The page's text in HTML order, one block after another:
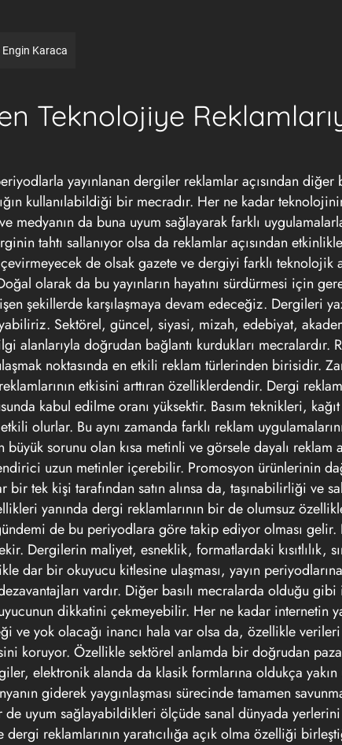
Karaca
Teknolojiye
yayınlanan dergiler reklamlar açısından diğer
kullanılabildiği bir mecradır. Her ne kadar
medyanın da buna uyum sağlayarak farklı
tahtı sallanıyor olsa da reklamlar açısından
de olsak gazete ve dergiyi farklı teknolojik
olarak da bu yayınların hayatını sürdürmesi için
şekillerde karşılaşmaya devam edeceğiz. Dergileri
Sektörel, güncel, siyasi, mizah, edebiyat,
alanlarıyla doğrudan bağlantı kurdukları mecralardır.
noktasında en etkili reklam türlerinden birisidir.
etkisini arttıran özelliklerdendir. Dergi
kabul edilme oranı yüksektir. Basım teknikleri,
olurlar. Bu aynı zamanda farklı reklam
büyük sorunu olan kısa metinli ve görsele dayalı
uzun metinler içerebilir. Promosyon ürünlerinin
tek kişi tarafından satın alınsa da, taşınabilirliği ve
yanında dergi reklamlarının bir de olumsuz
de bu periyodlara göre takip ediyor olması gelir.
Dergilerin maliyet, esneklik, formatlardaki kısıtlılık,
dar bir okuyucu kitlesine ulaşması, yayın
vardır. Diğer basılı mecralarda olduğu
dikkatini çekmeyebilir. Her ne kadar internetin
ve yok olacağı inancı hala var olsa da, özellikle
koruyor. Özellikle sektörel anlamda bir doğrudan
elektronik alanda da klasik formlarına oldukça
giderek yaygınlaşması sürecinde tamamen
uyum sağlayabildikleri ölçüde sanal dünyada yerlerini
reklamlarının yaratıcılığa açık olma özelliği